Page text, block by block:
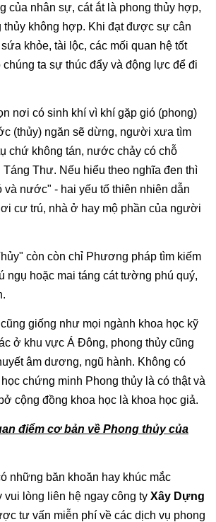
của nhân sự, cát ắt là phong thủy hợp,
thủy không hợp. Khi đạt được sự cân
khỏe, tài lộc, các mối quan hệ tốt
chúng ta sự thúc đẩy và động lực để đi
nơi có sinh khí vì khí gặp gió (phong)
(thủy) ngăn sẽ dừng, người xưa tìm
chứ không tán, nước chảy có chỗ
Thư. Nếu hiểu theo nghĩa đen thì
và nước" - hai yếu tố thiên nhiên dẫn
cư trú, nhà ở hay mộ phần của người
còn còn chỉ Phương pháp tìm kiếm
ngụ hoặc mai táng cát tường phú quý,
giống như mọi ngành khoa học kỹ
ở khu vực Á Đông, phong thủy cũng
âm dương, ngũ hành. Không có
chứng minh Phong thủy là có thật và
cộng đồng khoa học là khoa học giả.
điểm cơ bản về Phong thủy của
những băn khoăn hay khúc mắc
vui lòng liên hệ ngay công ty Xây Dựng
tư vấn miễn phí về các dịch vụ phong